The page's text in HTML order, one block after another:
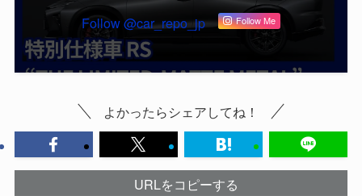
Follow @car_repo_jp Follow Me
よかったらシェアしてね！
URLをコピーする